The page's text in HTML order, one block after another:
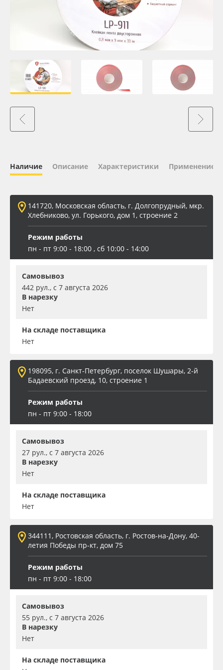
Плёнка монтажная Oratape
ПЭТ листовой
ПЭТ бэклит
Баннер
Заготовки для сувениров
Наличие Описание Характеристики Применение
141720, Московская область, г. Долгопрудный, мкр.
Хлебниково, ул. Горького, дом 1, строение 2
Режим работы
пн - пт 9:00 - 18:00 , сб 10:00 - 14:00
Самовывоз
442 рул., с 7 августа 2026
В нарезку
Нет
На складе поставщика
Нет
198095, г. Санкт-Петербург, поселок Шушары, 2-й
Бадаевский проезд, 10, строение 1
Режим работы
пн - пт 9:00 - 18:00
Самовывоз
27 рул., с 7 августа 2026
В нарезку
Нет
На складе поставщика
Нет
344111, Ростовская область, г. Ростов-на-Дону, 40-
летия Победы пр-кт, дом 75
Режим работы
пн - пт 9:00 - 18:00
Самовывоз
55 рул., с 7 августа 2026
В нарезку
Нет
На складе поставщика